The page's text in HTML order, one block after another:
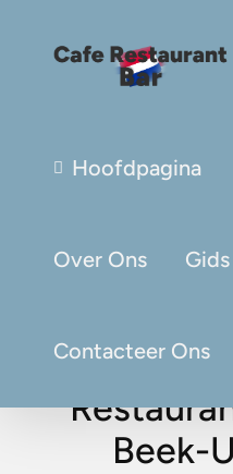
Hoofdpagina
Over Ons Gids
Contacteer Ons
Beek-